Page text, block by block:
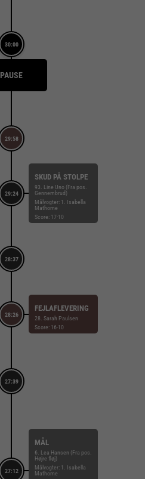
30:00
PAUSE
29:58
29:24
SKUD PÅ STOLPE
93. Line Uno (Fra pos.
Gennembrud)
Målvogter: 1. Isabella
Mathorne
Score: 17-10
28:37
28:26
FEJLAFLEVERING
28. Sarah Paulsen
Score: 16-10
27:39
27:12
MÅL
6. Lea Hansen (Fra pos.
Højre fløj)
Målvogter: 1. Isabella
Mathorne